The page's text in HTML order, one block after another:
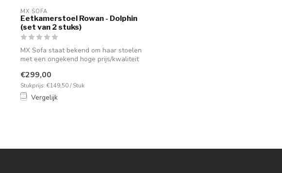
MX SOFA
Eetkamerstoel Rowan - Dolphin
(set van 2 stuks)
MX Sofa staat bekend om haar stoelen
met een ongekend hoge prijs/kwaliteit
€299,00
Stukprijs: €149,50 / Stuk
Vergelijk